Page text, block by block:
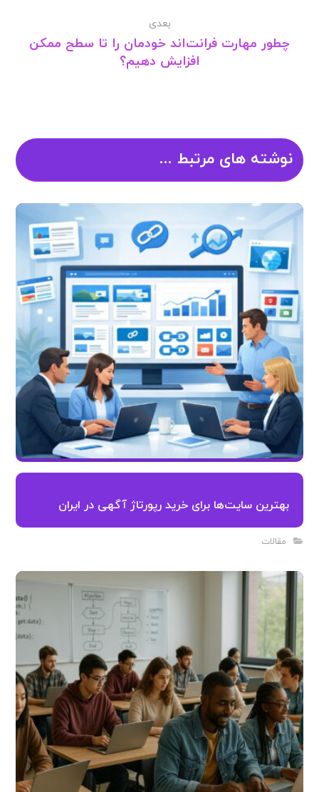
بعدی
چطور مهارت فرانت‌اند خودمان را تا سطح ممکن
افزایش دهیم؟
نوشته های مرتبط ...
بهترین سایت‌ها برای خرید رپورتاژ آگهی در ایران
مقالات